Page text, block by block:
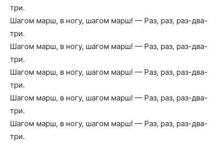
три.
Шагом марш, в ногу, шагом марш! — Раз, раз, раз-два-
три.
Шагом марш, в ногу, шагом марш! — Раз, раз, раз-два-
три.
Шагом марш, в ногу, шагом марш! — Раз, раз, раз-два-
три.
Шагом марш, в ногу, шагом марш! — Раз, раз, раз-два-
три.
Шагом марш, в ногу, шагом марш! — Раз, раз, раз-два-
три.